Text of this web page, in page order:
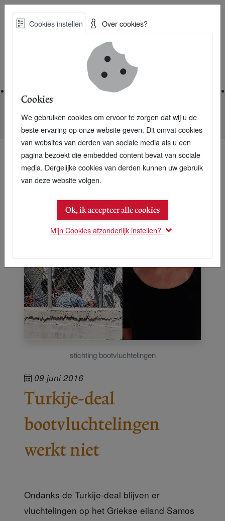
Skip
Best Practices voor een duurzame toekomst
Nieuwsarchief Turkije-deal bootvluchtelingen werkt niet
stichting bootvluchtelingen
09 juni 2016
Turkije-deal
bootvluchtelingen
werkt niet
Ondanks de Turkije-deal blijven er
vluchtelingen op het Griekse eiland Samos
Cookies instellen Over cookies?
Cookies
We gebruiken cookies om ervoor te zorgen dat wij u de
beste ervaring op onze website geven. Dit omvat cookies
van websites van derden van sociale media als u een
pagina bezoekt die embedded content bevat van sociale
media. Dergelijke cookies van derden kunnen uw gebruik
van deze website volgen.
Ok, ik accepteer alle cookies
Mijn Cookies afzonderlijk instellen?